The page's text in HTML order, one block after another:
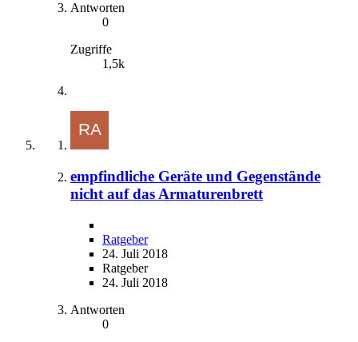
Antworten
0
Zugriffe
1,5k
empfindliche Geräte und Gegenstände
nicht auf das Armaturenbrett
Ratgeber
24. Juli 2018
Ratgeber
24. Juli 2018
Antworten
0